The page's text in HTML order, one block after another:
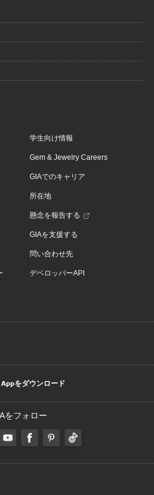
学生向け情報
Gem & Jewelry Careers
GIAでのキャリア
所在地
懸念を報告する
GIAを支援する
問い合わせ先
デベロッパーAPI
をダウンロード
をフォロー